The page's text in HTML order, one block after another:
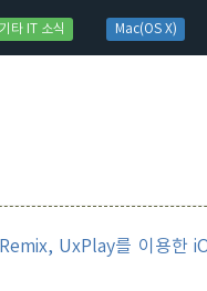
타 IT 소식 Mac(OS X)
UxPlay를 이용한